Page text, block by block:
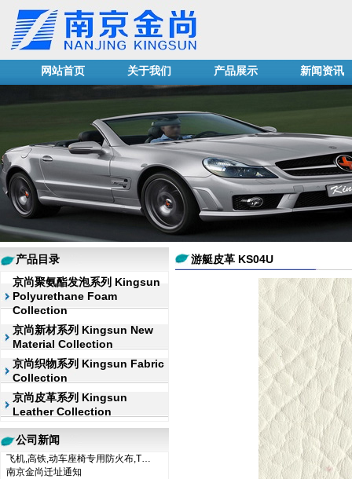
网站首页 关于我们 产品展示 新闻资讯
产品目录
京尚聚氨酯发泡系列 Kingsun
Polyurethane Foam
Collection
京尚新材系列 Kingsun New
Material Collection
京尚织物系列 Kingsun Fabric
Collection
京尚皮革系列 Kingsun
Leather Collection
公司新闻
飞机,高铁,动车座椅专用防火布,T…
南京金尚迁址通知
游艇皮革 KS04U